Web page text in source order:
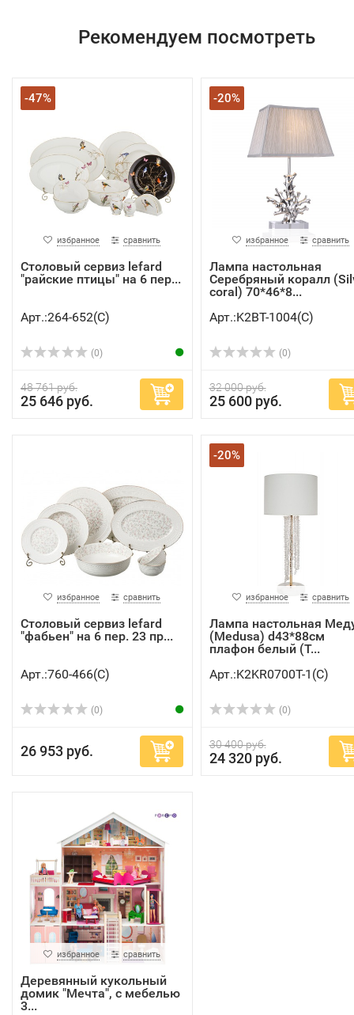
Рекомендуем посмотреть
-47%
избранное сравнить
Столовый сервиз lefard
"райские птицы" на 6 пер...
Арт.:264-652(C)
(0)
48 761 руб.
25 646 руб.
-20%
избранное сравнить
Лампа настольная
Серебряный коралл
coral) 70*46*8...
Арт.:K2BT-1004(C)
(0)
32 000 руб.
25 600 руб.
избранное сравнить
Столовый сервиз lefard
"фабьен" на 6 пер. 23 пр...
Арт.:760-466(C)
(0)
26 953 руб.
-20%
избранное сравнить
Лампа настольная
(Medusa) d43*88см
плафон белый (T...
Арт.:K2KR0700T-1(C)
(0)
30 400 руб.
24 320 руб.
избранное сравнить
Деревянный кукольный
домик "Мечта", с мебелью
3...